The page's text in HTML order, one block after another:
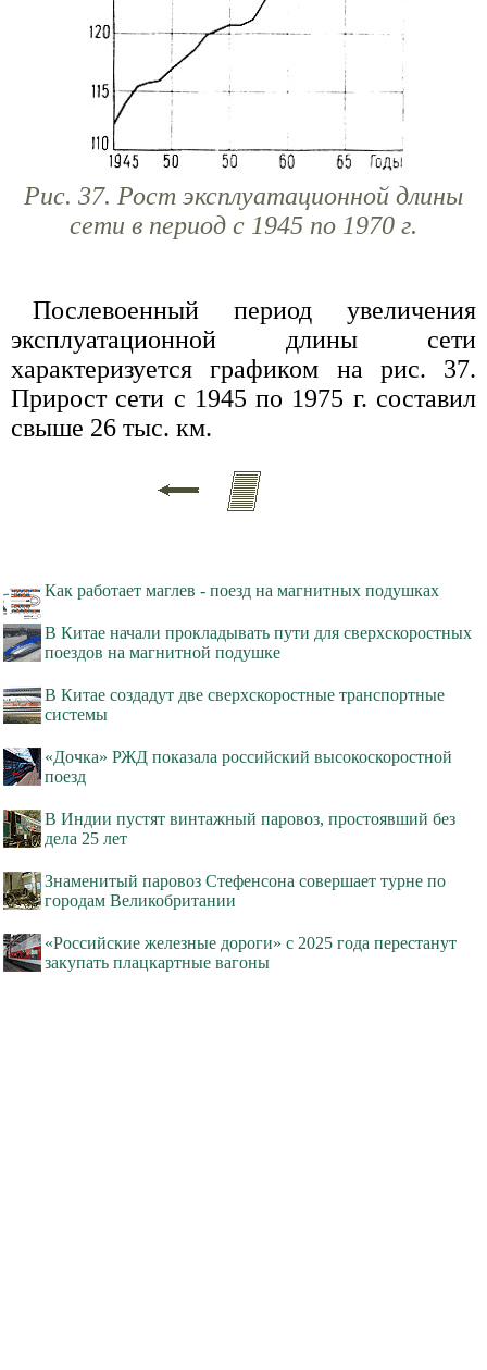
Рис. 37. Рост эксплуатационной длины
сети в период с 1945 по 1970 г.
Послевоенный период увеличения
эксплуатационной длины сети
характеризуется графиком на рис. 37.
Прирост сети с 1945 по 1975 г. составил
свыше 26 тыс. км.
Как работает маглев - поезд на магнитных подушках
В Китае начали прокладывать пути для сверхскоростных
поездов на магнитной подушке
В Китае создадут две сверхскоростные транспортные
системы
«Дочка» РЖД показала российский высокоскоростной
поезд
В Индии пустят винтажный паровоз, простоявший без
дела 25 лет
Знаменитый паровоз Стефенсона совершает турне по
городам Великобритании
«Российские железные дороги» с 2025 года перестанут
закупать плацкартные вагоны